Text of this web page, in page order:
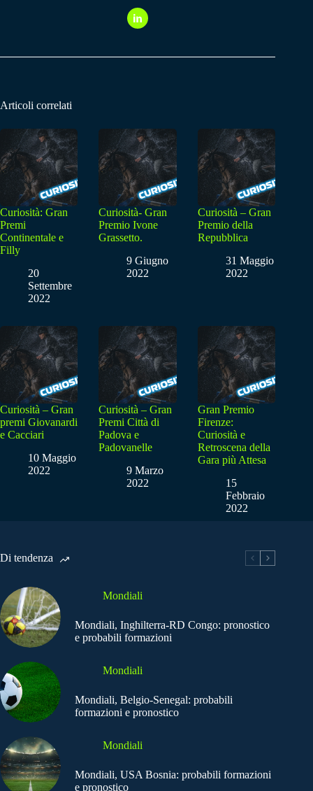
Articoli correlati
Curiosità: Gran
Premi
Continentale e
Filly
20
Settembre
2022
Curiosità- Gran
Premio Ivone
Grassetto.
9 Giugno
2022
Curiosità – Gran
Premio della
Repubblica
31 Maggio
2022
Curiosità – Gran
premi Giovanardi
e Cacciari
10 Maggio
2022
Curiosità – Gran
Premi Città di
Padova e
Padovanelle
9 Marzo
2022
Gran Premio
Firenze:
Curiosità e
Retroscena della
Gara più Attesa
15
Febbraio
2022
Di tendenza
Mondiali
Mondiali, Inghilterra-RD Congo: pronostico
e probabili formazioni
Mondiali
Mondiali, Belgio-Senegal: probabili
formazioni e pronostico
Mondiali
Mondiali, USA Bosnia: probabili formazioni
e pronostico